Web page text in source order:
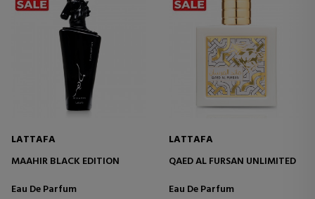
LATTAFA
MAAHIR BLACK EDITION
Eau De Parfum
LATTAFA
QAED AL FURSAN UNLIMITED
Eau De Parfum